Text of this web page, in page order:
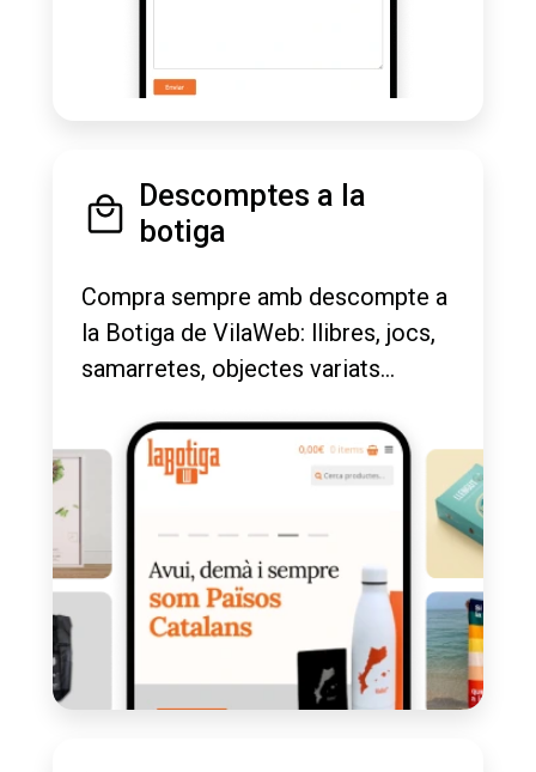
Descomptes a la
botiga
Compra sempre amb descompte a
la Botiga de VilaWeb: llibres, jocs,
samarretes, objectes variats...